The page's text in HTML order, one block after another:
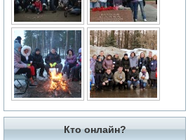
Кто онлайн?